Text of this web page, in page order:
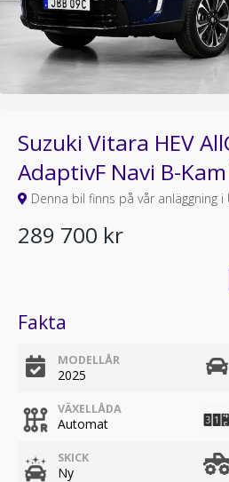
Suzuki Vitara HEV
AdaptivF Navi B-
Denna bil finns på vår anläggning i
289 700 kr
Fakta
MODELLÅR
2025
VÄXELLÅDA
Automat
SKICK
Ny